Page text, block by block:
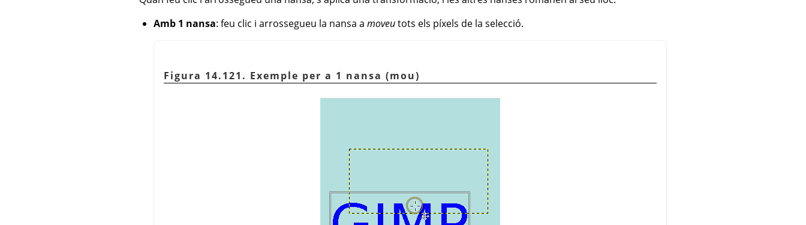
Amb 1 nansa: feu clic i arrossegueu la nansa a moveutots els píxels de la selecció.
Figura 14.121. Exemple per a 1 nansa (mou)